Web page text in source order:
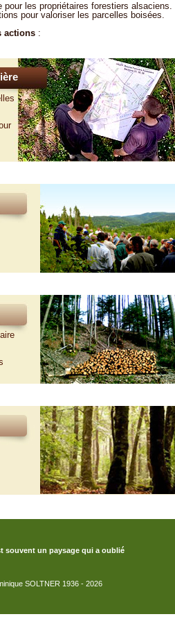
les propriétaires forestiers alsaciens. Il
pour valoriser les parcelles boisées.
actions:
souvent un paysage qui a oublié
1936 - 2026